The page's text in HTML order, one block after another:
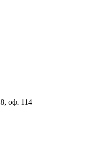
оф. 114